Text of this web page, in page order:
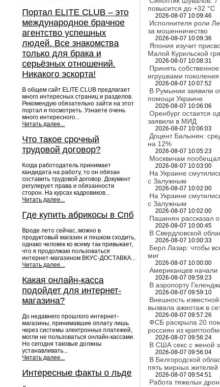
Портал ELITE CLUB – это
международное брачное
агентство успешных
людей. Все знакомства
только для брака и
серьёзных отношений.
Никакого эскорта!
В общем сайт ELITE CLUB предлагает
много интересных страниц и разделов.
Рекомендую обязательно зайти на этот
портал и посмотреть. Узнаете очень
много интересного...
Читать далее...
Что такое срочный
трудовой договор?
Когда работодатель принимает
кандидата на работу, то он обязан
составить трудовой договор. Документ
регулирует права и обязанности
сторон. На курсах кадровиков...
Читать далее...
Где купить абрикосы в Спб
Вроде лето сейчас, можно в
продуктовый магазин и пешком сходить,
однако человек ко всему так привыкает,
что я продолжаю пользоваться
интернет-магазином ВКУС-ДОСТАВКА...
Читать далее...
Какая онлайн-касса
подойдет для интернет-
магазина?
До недавнего прошлого интернет-
магазины, принимавшие оплату лишь
через системы электронных платежей,
могли не пользоваться онлайн-кассами.
Но сегодня таковые должны
устанавливать...
Читать далее...
Интересные факты о льде
повысится до +32 °C
2026-08-07 10:09:46
Исполнителя роли
за мошенничество
2026-08-07 10:09:36
Япония изучит
Малой Курильской
2026-08-07 10:08:31
Принять
игрушками
2026-08-07 10:07:52
В Румынии заявили
помощи Украине
2026-08-07 10:06:06
Оренбург остается
заявили в МИД
2026-08-07 10:06:03
Доцент Балынин:
на 12%
2026-08-07 10:05:23
Москвичам
2026-08-07 10:03:00
На Украине
с Залужным
2026-08-07 10:02:00
На Украине
с Залужным
2026-08-07 10:02:00
Пашинян рассказал
2026-08-07 10:00:45
В Свердловской
2026-08-07 10:00:33
Берл Лазар: чтобы
миг
2026-08-07 10:00:00
Американцев
2026-08-07 09:59:23
В аэропорту
2026-08-07 09:59:10
Внешность
вызвала ажиотаж в
2026-08-07 09:57:26
ФСБ раскрыла 20
россиян из
2026-08-07 09:56:24
В США секс с женой
2026-08-07 09:56:04
В Белгородской
пять мирных жителей
2026-08-07 09:54:51
Работа тяжелых